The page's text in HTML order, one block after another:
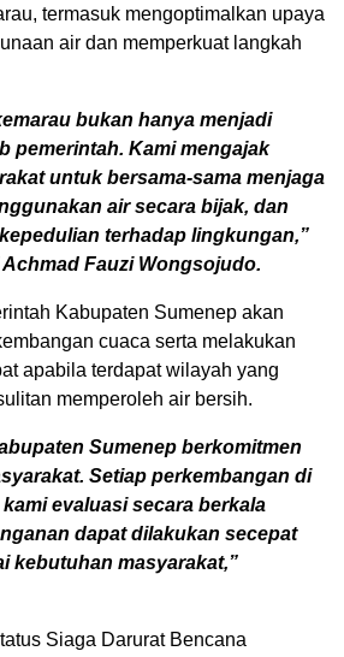
termasuk mengoptimalkan upaya
air dan memperkuat langkah
bukan hanya menjadi
pemerintah. Kami mengajak
untuk bersama-sama menjaga
air secara bijak, dan
terhadap lingkungan,”
Fauzi Wongsojudo.
Kabupaten Sumenep akan
cuaca serta melakukan
apabila terdapat wilayah yang
memperoleh air bersih.
Sumenep berkomitmen
Setiap perkembangan di
evaluasi secara berkala
dapat dilakukan secepat
kebutuhan masyarakat,”
Siaga Darurat Bencana